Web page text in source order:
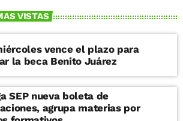
VISTAS
vence el plazo para
la beca Benito Juárez
SEP nueva boleta de
agrupa materias por